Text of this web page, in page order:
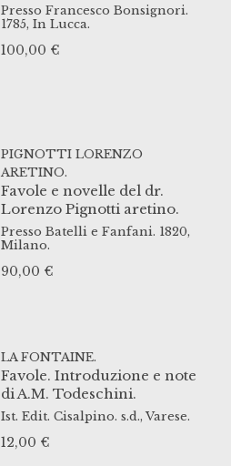
Presso Francesco Bonsignori.
1785, In Lucca.
100,00 €
PIGNOTTI LORENZO
ARETINO.
Favole e novelle del dr.
Lorenzo Pignotti aretino.
Presso Batelli e Fanfani. 1820,
Milano.
90,00 €
LA FONTAINE.
Favole. Introduzione e note
di A.M. Todeschini.
Ist. Edit. Cisalpino. s.d., Varese.
12,00 €